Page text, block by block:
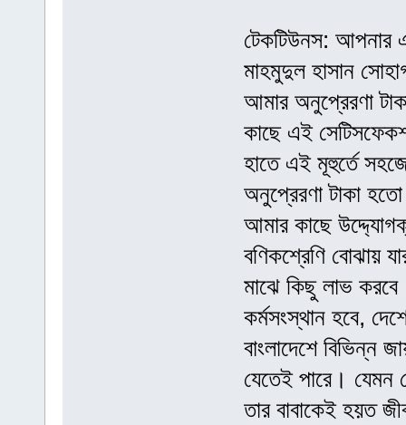
টেকটিউনস: আপনার
মাহমুদুল হাসান
আমার অনুপ্রেরণা
কাছে এই
হাতে এই মূহুর্তে
অনুপ্রেরণা টাকা
আমার কাছে
বণিকশ্রেণি বোঝায়
মাঝে কিছু লাভ
কর্মসংস্থান হবে,
বাংলাদেশে বিভিন্ন
যেতেই পারে।
তার বাবাকেই হয়ত